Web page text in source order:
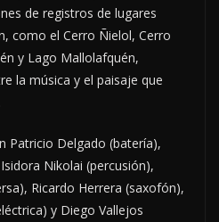
de registros de lugares
como el Cerro Ñielol, Cerro
y Lago Mallolafquén,
la música y el paisaje que
Patricio Delgado (batería),
Nikolai (percusión),
Ricardo Herrera (saxofón),
y Diego Vallejos